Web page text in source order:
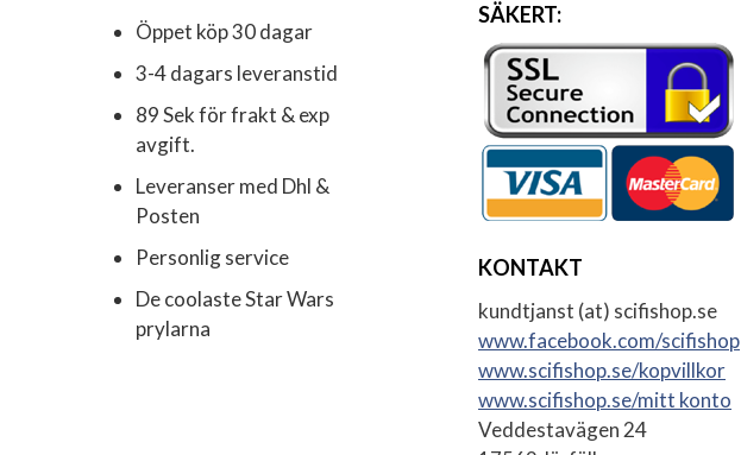
Öppet köp 30 dagar
3-4 dagars leveranstid
89 Sek för frakt & exp
avgift.
Leveranser med Dhl &
Posten
Personlig service
De coolaste Star Wars
prylarna
SÄKERT:
KONTAKT
kundtjanst (at) scifishop.se
www.facebook.com/scifishop
www.scifishop.se/kopvillkor
www.scifishop.se/mitt konto
Veddestavägen 24